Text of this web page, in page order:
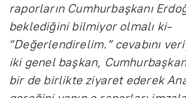
raporların Cumhurbaşkanı
beklediğini bilmiyor olmalı ki-
“Değerlendirelim.” cevabını
iki genel başkan,
bir de birlikte ziyaret ederek